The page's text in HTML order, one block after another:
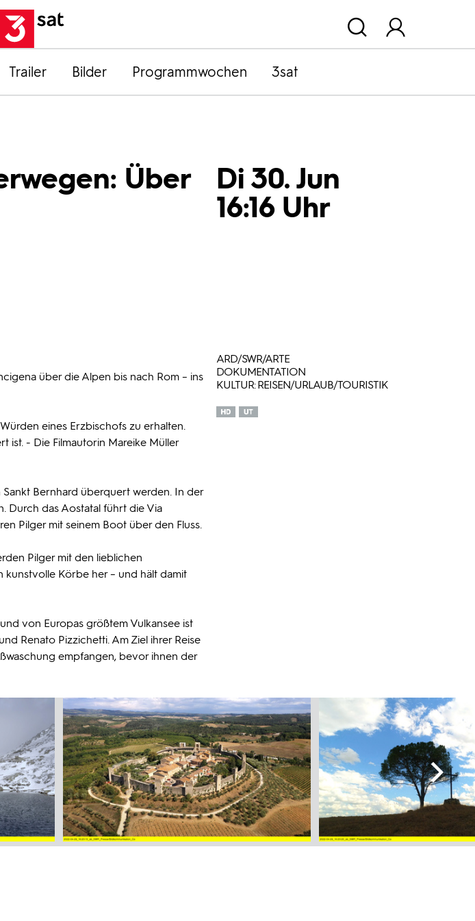
Trailer Bilder Programmwochen 3sat
Über
Di 30. Jun
16:16 Uhr
über die Alpen bis nach Rom – ins
eines Erzbischofs zu erhalten.
ist. - Die Filmautorin Mareike Müller
Bernhard überquert werden. In der
Durch das Aostatal führt die Via
Pilger mit seinem Boot über den Fluss.
Pilger mit den lieblichen
kunstvolle Körbe her – und hält damit
von Europas größtem Vulkansee ist
Renato Pizzichetti. Am Ziel ihrer Reise
empfangen, bevor ihnen der
ARD/SWR/ARTE
DOKUMENTATION
KULTUR: REISEN/URLAUB/TOURISTIK